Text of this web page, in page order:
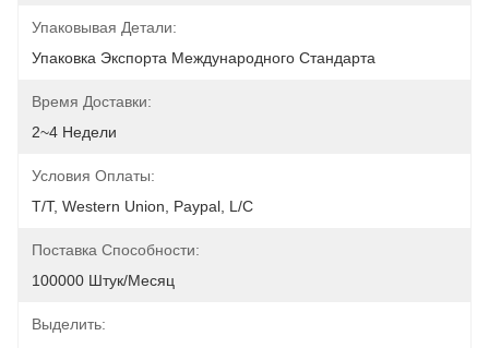
Упаковывая Детали:
Упаковка Экспорта Международного Стандарта
Время Доставки:
2~4 Недели
Условия Оплаты:
T/T, Western Union, Paypal, L/C
Поставка Способности:
100000 Штук/месяц
Выделить: